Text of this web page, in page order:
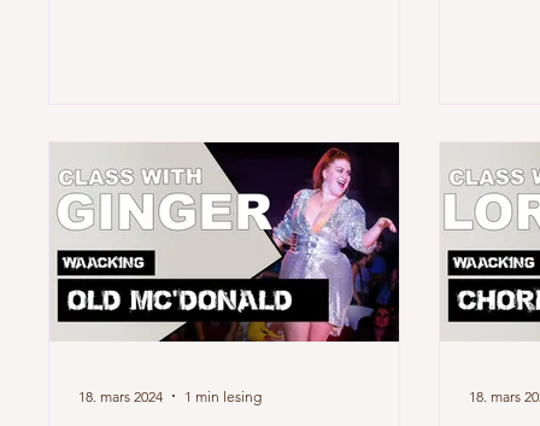
18. mars 2024 1 min lesing 18. mars